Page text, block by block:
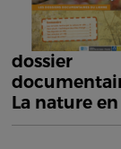
dossier
La nature